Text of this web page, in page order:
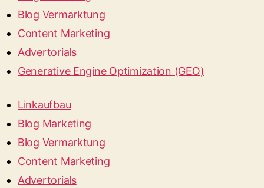
Blog Vermarktung
Content Marketing
Advertorials
Generative Engine Optimization (GEO)
Linkaufbau
Blog Marketing
Blog Vermarktung
Content Marketing
Advertorials